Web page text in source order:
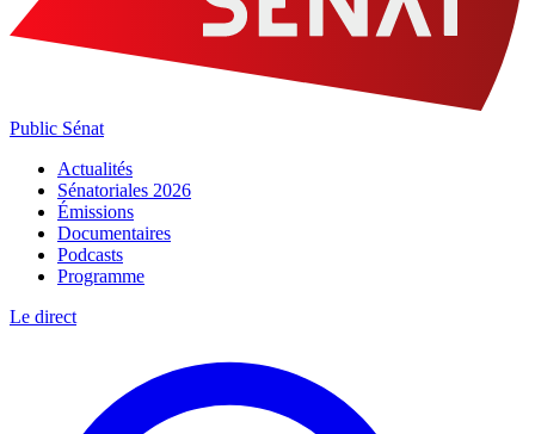
Public Sénat
Actualités
Sénatoriales 2026
Émissions
Documentaires
Podcasts
Programme
Le direct